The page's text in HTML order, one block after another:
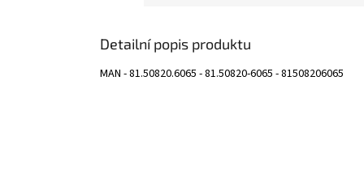
Detailní popis produktu
MAN - 81.50820.6065 - 81.50820-6065 - 81508206065